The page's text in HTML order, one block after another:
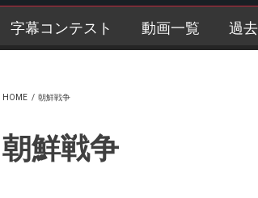
字幕コンテスト 動画一覧 過
HOME / 朝鮮戦争
朝鮮戦争